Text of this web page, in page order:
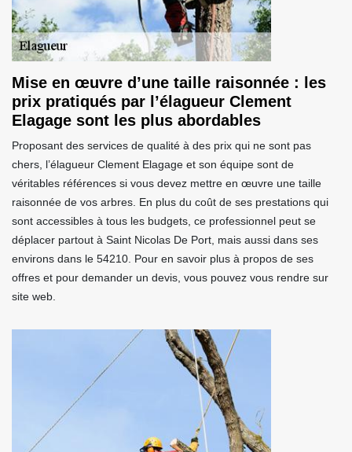
Mise en œuvre d’une taille raisonnée : les
prix pratiqués par l’élagueur Clement
Elagage sont les plus abordables
Proposant des services de qualité à des prix qui ne sont pas
chers, l’élagueur Clement Elagage et son équipe sont de
véritables références si vous devez mettre en œuvre une taille
raisonnée de vos arbres. En plus du coût de ses prestations qui
sont accessibles à tous les budgets, ce professionnel peut se
déplacer partout à Saint Nicolas De Port, mais aussi dans ses
environs dans le 54210. Pour en savoir plus à propos de ses
offres et pour demander un devis, vous pouvez vous rendre sur
site web.